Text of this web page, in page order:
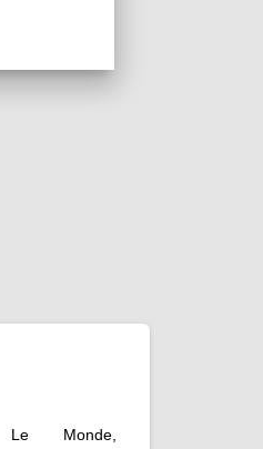
Monde,